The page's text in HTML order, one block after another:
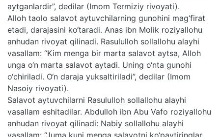
aytganlardir”, dedilar (Imom Termiziy rivoyati).
Alloh taolo salavot aytuvchilarning gunohini mag‘firat
etadi, darajasini ko‘taradi. Anas ibn Molik roziyallohu
anhudan rivoyat qilinadi. Rasululloh sollallohu alayhi
vasallam: “Kim menga bir marta salavot aytsa, Alloh
unga o‘n marta salavot aytadi. Uning o‘nta gunohi
o‘chiriladi. O‘n daraja yuksaltiriladi”, dedilar (Imom
Nasoiy rivoyati).
Salavot aytuvchilarni Rasululloh sollallohu alayhi
vasallam eshitadilar. Abdulloh ibn Abu Vafo roziyallohu
anhudan rivoyat qilinadi: Nabiy sollallohu alayhi
vasallam: “Juma kuni menga salavotni ko‘paytiringlar.